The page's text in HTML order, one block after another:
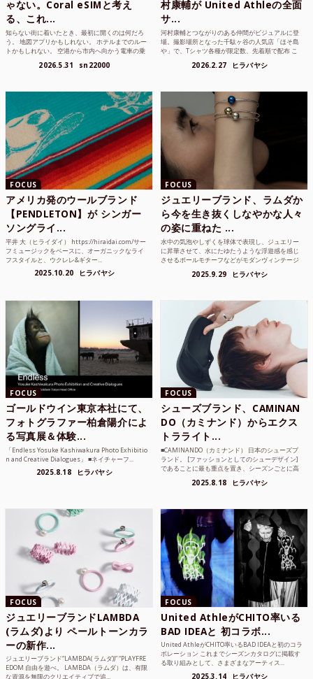
ゃない。Coral eSIMと考え
る、これ...
知らない街に着いたとき、最初に開くのは何だろ
う。 地図アプリかもしれない。 ホテルまでのルー
トかもしれない。 空港から市内へ向かう電車の乗
2026.5.31 sn22000
村康輔が United Athleの全面
サ...
河村康輔とつながりのある仲間がビジュアルに登
場。撮影場所となった千駄ヶ谷の人気店「ほそ島
や」で、Tシャツ各種が限定数、先着順で配布 こ
2026.2.27 ヒラバヤシ
FOCUS
アメリカ発のウールブランド
【PENDLETON】が シンガー
ソングライ...
平井 大（ヒライダイ） https://hiraidai.com/サー
フミュージックをベースに、オーガニックなライ
フスタイルと、ウクレレ&ギター...
2025.10.20 ヒラバヤシ
FOCUS
ジュエリーブランド、ラムダか
ら今を生き抜くしなやかな人々
の姿に重ねた ...
水中の気泡やしずくを球体で表現し、ジュエリー
に昇華させて、水にたゆたうような浮遊感を感じ
させるボールモチーフなどがモダンヴィンテージ
2025.9.29 ヒラバヤシ
FOCUS
ゴールドウイン東京本社にて、
フォトグラファー柏倉陽介によ
る写真展＆体験...
「Endless Yosuke Kashiwakura Photo Exhibitio
n and Creative Dialogues」 ■ネイチャーフ...
2025.8.18 ヒラバヤシ
FOCUS
シューズブランド、CAMINAN
DO（カミナンド）からエクス
トラライト...
■CAMINANDO（カミナンド） 日本のシューズブ
ランド。 [ファッションとしてのシューデザイン]
であることに最も重点を置き、シーズンごとに高
2025.8.18 ヒラバヤシ
FOCUS
ジュエリーブランドLAMBDA
(ラムダ)より ペールトーンカラ
ーの新作...
ジュエリーブランド“LAMBDA( ラムダ))” “PLAYFRE
EDOM 自由を遊べ。 LAMBDA（ラムダ）は、有限
な資源を無限のクリエイティブで追...
FOCUS
United AthleがCHITO率いる
BAD IDEAと 初コラボ...
United AthleがCHITO率いるBAD IDEAと初のコラ
ボレーション これまでシーズンカタログに掲載す
る取り組みとして、さまざまなアーティス...
2025.3.14 ヒラバヤシ